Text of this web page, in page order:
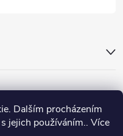
Dalším procházením
jejich používáním.. Více